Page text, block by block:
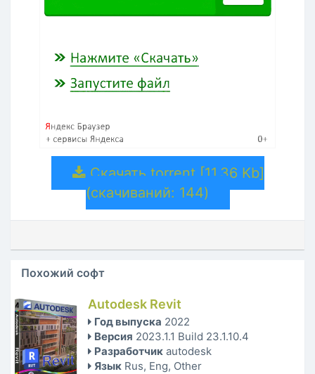
Скачать torrent [11.36 Kb]
(cкачиваний: 144)
Похожий софт
Autodesk Revit
Год выпуска 2022
Версия 2023.1.1 Build 23.1.10.4
Разработчик autodesk
Язык Rus, Eng, Other